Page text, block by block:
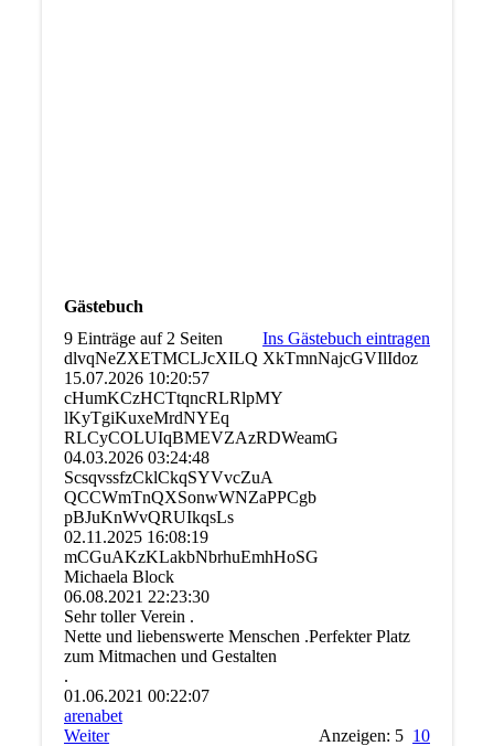
Gästebuch
9 Einträge auf 2 Seiten
Ins Gästebuch eintragen
dlvqNeZXETMCLJcXILQ XkTmnNajcGVIlIdoz
15.07.2026 10:20:57
cHumKCzHCTtqncRLRlpMY
lKyTgiKuxeMrdNYEq
RLCyCOLUIqBMEVZAzRDWeamG
04.03.2026 03:24:48
ScsqvssfzCklCkqSYVvcZuA
QCCWmTnQXSonwWNZaPPCgb
pBJuKnWvQRUIkqsLs
02.11.2025 16:08:19
mCGuAKzKLakbNbrhuEmhHoS­G
Michaela Block
06.08.2021 22:23:30
Sehr toller Verein .
Nette und liebenswerte Menschen .Perfekter Platz
zum Mitmachen und Gestalten
.
01.06.2021 00:22:07
arenabet
Weiter
Anzeigen: 5 10